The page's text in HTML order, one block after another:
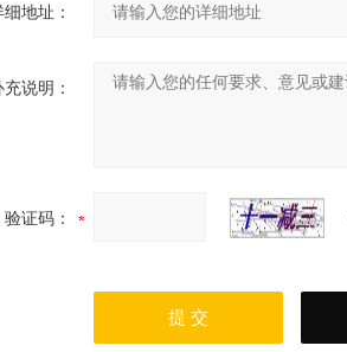
细地址：
充说明：
验证码：